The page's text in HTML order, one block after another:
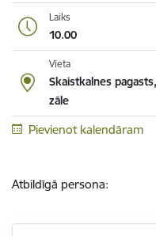
Laiks
10.00
Vieta
Skaistkalnes
zāle
Pievienot kalendāram
Atbildīgā persona: